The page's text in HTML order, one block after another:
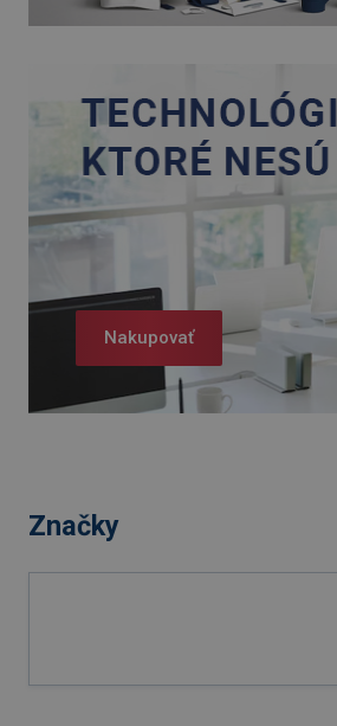
Nakupovať
Značky